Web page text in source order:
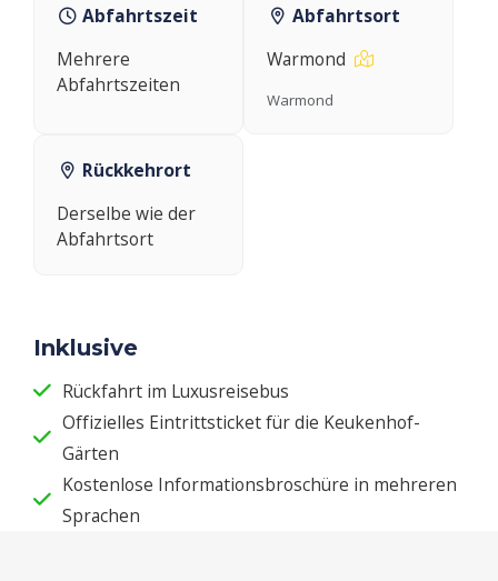
Abfahrtszeit
Mehrere
Abfahrtszeiten
Abfahrtsort
Warmond
Warmond
Rückkehrort
Derselbe wie der
Abfahrtsort
Inklusive
Rückfahrt im Luxusreisebus
Offizielles Eintrittsticket für die Keukenhof-
Gärten
Kostenlose Informationsbroschüre in mehreren
Sprachen